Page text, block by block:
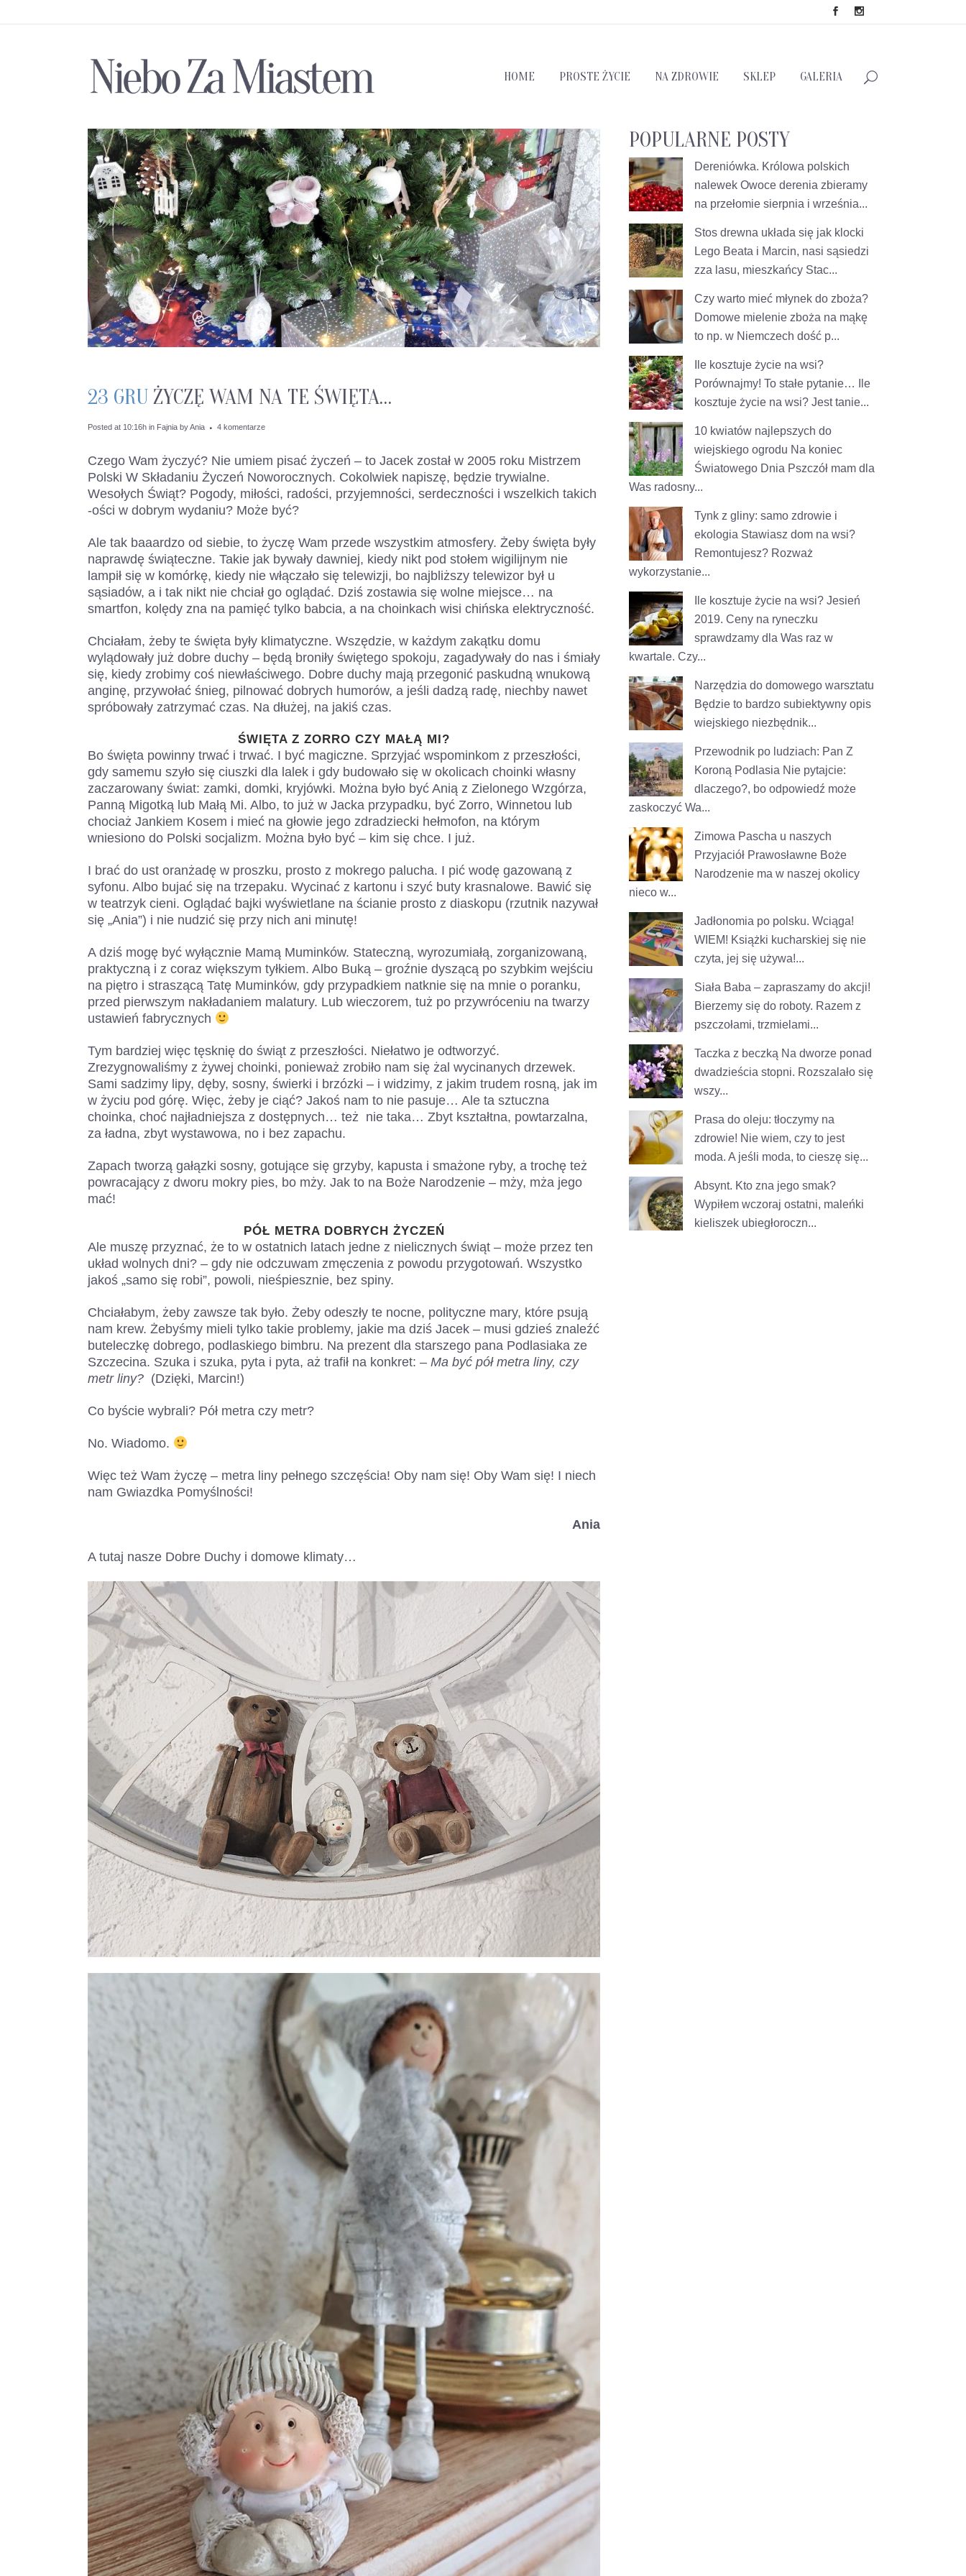
HOME PROSTE ŻYCIE NA ZDROWIE SKLEP GALERIA
23 GRU ŻYCZĘ WAM NA TE ŚWIĘTA…
Posted at 10:16h in Fajnia byAnia 4 komentarze
Czego Wam życzyć? Nie umiem pisać życzeń – to Jacek został w 2005 roku Mistrzem
Polski W Składaniu Życzeń Noworocznych. Cokolwiek napiszę, będzie trywialne.
Wesołych Świąt? Pogody, miłości, radości, przyjemności, serdeczności i wszelkich takich
-ości w dobrym wydaniu? Może być?
Ale tak baaardzo od siebie, to życzę Wam przede wszystkim atmosfery. Żeby święta były
naprawdę świąteczne. Takie jak bywały dawniej, kiedy nikt pod stołem wigilijnym nie
lampił się w komórkę, kiedy nie włączało się telewizji, bo najbliższy telewizor był u
sąsiadów, a i tak nikt nie chciał go oglądać. Dziś zostawia się wolne miejsce… na
smartfon, kolędy zna na pamięć tylko babcia, a na choinkach wisi chińska elektryczność.
Chciałam, żeby te święta były klimatyczne. Wszędzie, w każdym zakątku domu
wylądowały już dobre duchy – będą broniły świętego spokoju, zagadywały do nas i śmiały
się, kiedy zrobimy coś niewłaściwego. Dobre duchy mają przegonić paskudną wnukową
anginę, przywołać śnieg, pilnować dobrych humorów, a jeśli dadzą radę, niechby nawet
spróbowały zatrzymać czas. Na dłużej, na jakiś czas.
ŚWIĘTA Z ZORRO CZY MAŁĄ MI?
Bo święta powinny trwać i trwać. I być magiczne. Sprzyjać wspominkom z przeszłości,
gdy samemu szyło się ciuszki dla lalek i gdy budowało się w okolicach choinki własny
zaczarowany świat: zamki, domki, kryjówki. Można było być Anią z Zielonego Wzgórza,
Panną Migotką lub Małą Mi. Albo, to już w Jacka przypadku, być Zorro, Winnetou lub
chociaż Jankiem Kosem i mieć na głowie jego zdradziecki hełmofon, na którym
wniesiono do Polski socjalizm. Można było być – kim się chce. I już.
I brać do ust oranżadę w proszku, prosto z mokrego palucha. I pić wodę gazowaną z
syfonu. Albo bujać się na trzepaku. Wycinać z kartonu i szyć buty krasnalowe. Bawić się
w teatrzyk cieni. Oglądać bajki wyświetlane na ścianie prosto z diaskopu (rzutnik nazywał
się „Ania”) i nie nudzić się przy nich ani minutę!
A dziś mogę być wyłącznie Mamą Muminków. Stateczną, wyrozumiałą, zorganizowaną,
praktyczną i z coraz większym tyłkiem. Albo Buką – groźnie dyszącą po szybkim wejściu
na piętro i straszącą Tatę Muminków, gdy przypadkiem natknie się na mnie o poranku,
przed pierwszym nakładaniem malatury. Lub wieczorem, tuż po przywróceniu na twarzy
ustawień fabrycznych
Tym bardziej więc tęsknię do świąt z przeszłości. Niełatwo je odtworzyć.
Zrezygnowaliśmy z żywej choinki, ponieważ zrobiło nam się żal wycinanych drzewek.
Sami sadzimy lipy, dęby, sosny, świerki i brzózki – i widzimy, z jakim trudem rosną, jak im
w życiu pod górę. Więc, żeby je ciąć? Jakoś nam to nie pasuje… Ale ta sztuczna
choinka, choć najładniejsza z dostępnych… też nie taka… Zbyt kształtna, powtarzalna,
za ładna, zbyt wystawowa, no i bez zapachu.
Zapach tworzą gałązki sosny, gotujące się grzyby, kapusta i smażone ryby, a trochę też
powracający z dworu mokry pies, bo mży. Jak to na Boże Narodzenie – mży, mża jego
mać!
PÓŁ METRA DOBRYCH ŻYCZEŃ
Ale muszę przyznać, że to w ostatnich latach jedne z nielicznych świąt – może przez ten
układ wolnych dni? – gdy nie odczuwam zmęczenia z powodu przygotowań. Wszystko
jakoś „samo się robi”, powoli, nieśpiesznie, bez spiny.
Chciałabym, żeby zawsze tak było. Żeby odeszły te nocne, polityczne mary, które psują
nam krew. Żebyśmy mieli tylko takie problemy, jakie ma dziś Jacek – musi gdzieś znaleźć
buteleczkę dobrego, podlaskiego bimbru. Na prezent dla starszego pana Podlasiaka ze
Szczecina. Szuka i szuka, pyta i pyta, aż trafił na konkret: – Ma być pół metra liny, czy
metr liny? (Dzięki, Marcin!)
Co byście wybrali? Pół metra czy metr?
No. Wiadomo.
Więc też Wam życzę – metra liny pełnego szczęścia! Oby nam się! Oby Wam się! I niech
nam Gwiazdka Pomyślności!
Ania
A tutaj nasze Dobre Duchy i domowe klimaty…
POPULARNE POSTY
Dereniówka. Królowa polskich
nalewek Owoce derenia zbieramy
na przełomie sierpnia i września...
Stos drewna układa się jak klocki
Lego Beata i Marcin, nasi sąsiedzi
zza lasu, mieszkańcy Stac...
Czy warto mieć młynek do zboża?
Domowe mielenie zboża na mąkę
to np. w Niemczech dość p...
Ile kosztuje życie na wsi?
Porównajmy! To stałe pytanie… Ile
kosztuje życie na wsi? Jest tanie...
10 kwiatów najlepszych do
wiejskiego ogrodu Na koniec
Światowego Dnia Pszczół mam dla
Was radosny...
Tynk z gliny: samo zdrowie i
ekologia Stawiasz dom na wsi?
Remontujesz? Rozważ
wykorzystanie...
Ile kosztuje życie na wsi? Jesień
2019. Ceny na ryneczku
sprawdzamy dla Was raz w
kwartale. Czy...
Narzędzia do domowego warsztatu
Będzie to bardzo subiektywny opis
wiejskiego niezbędnik...
Przewodnik po ludziach: Pan Z
Koroną Podlasia Nie pytajcie:
dlaczego?, bo odpowiedź może
zaskoczyć Wa...
Zimowa Pascha u naszych
Przyjaciół Prawosławne Boże
Narodzenie ma w naszej okolicy
nieco w...
Jadłonomia po polsku. Wciąga!
WIEM! Książki kucharskiej się nie
czyta, jej się używa!...
Siała Baba – zapraszamy do akcji!
Bierzemy się do roboty. Razem z
pszczołami, trzmielami...
Taczka z beczką Na dworze ponad
dwadzieścia stopni. Rozszalało się
wszy...
Prasa do oleju: tłoczymy na
zdrowie! Nie wiem, czy to jest
moda. A jeśli moda, to cieszę się...
Absynt. Kto zna jego smak?
Wypiłem wczoraj ostatni, maleńki
kieliszek ubiegłoroczn...